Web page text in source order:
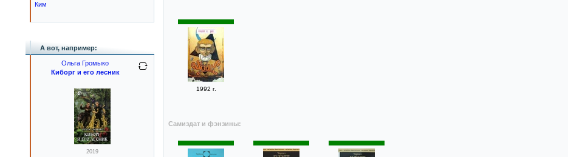
1992 г.
Самиздат и фэнзины:
Ким
А вот, например:
Ольга Громыко
Киборг и его лесник
2019